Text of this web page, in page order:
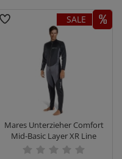
SALE
Mares Unterzieher Comfort
Mid-Basic Layer XR Line